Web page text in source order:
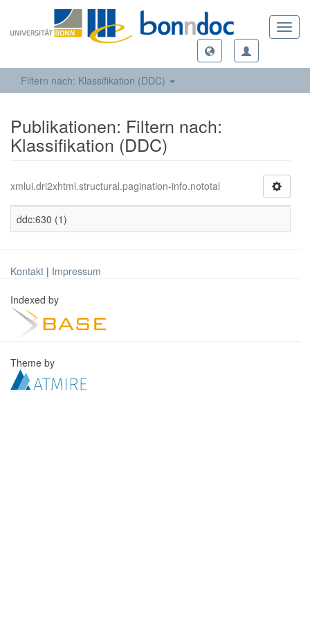
Filtern nach: Klassifikation (DDC)
Publikationen: Filtern nach:
Klassifikation (DDC)
xmlui.dri2xhtml.structural.pagination-info.nototal
ddc:630 (1)
Kontakt | Impressum
Indexed by
Theme by